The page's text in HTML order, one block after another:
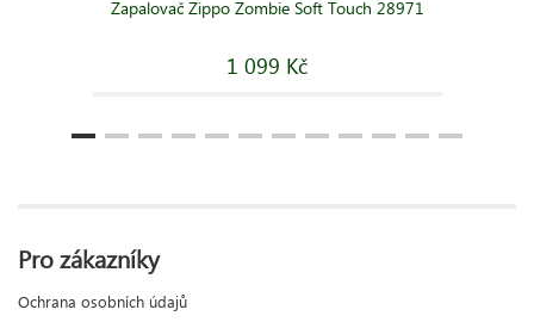
Zapalovač Zippo Zombie Soft Touch 28971
1 099 Kč
Pro zákazníky
Ochrana osobních údajů